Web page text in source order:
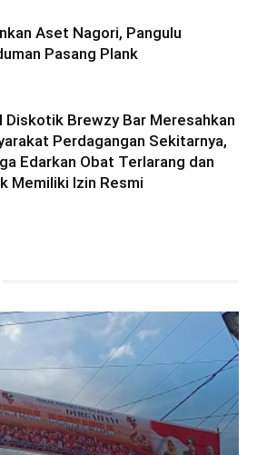
Aset Nagori, Pangulu
Pasang Plank
Diskotik Brewzy Bar Meresahkan
Perdagangan Sekitarnya,
Edarkan Obat Terlarang dan
Memiliki Izin Resmi